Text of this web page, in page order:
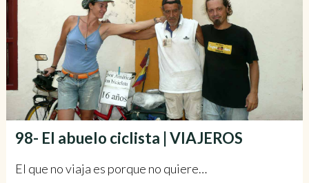
98- El abuelo ciclista | VIAJEROS
El que no viaja es porque no quiere…